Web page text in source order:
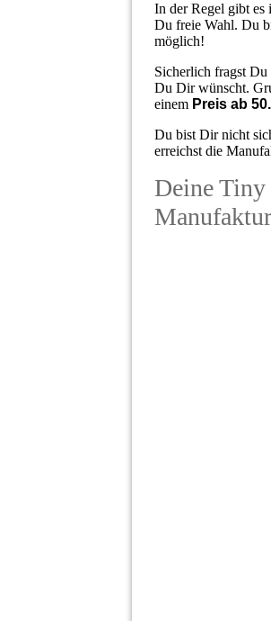
In der Regel gibt es
Du freie Wahl. Du
möglich!
Sicherlich fragst
Du Dir wünscht.
einem Preis ab
Du bist Dir nicht
erreichst die
Deine Tiny
Manufaktur